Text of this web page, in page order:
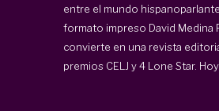
entre el mundo
formato impreso David Medina
convierte en una revista
premios CELJ y 4 Lone Star.